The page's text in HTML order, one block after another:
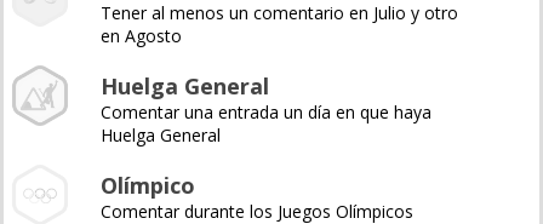
Tener al menos un comentario en Julio y otro
en Agosto
Huelga General
Comentar una entrada un día en que haya
Huelga General
Olímpico
Comentar durante los Juegos Olímpicos